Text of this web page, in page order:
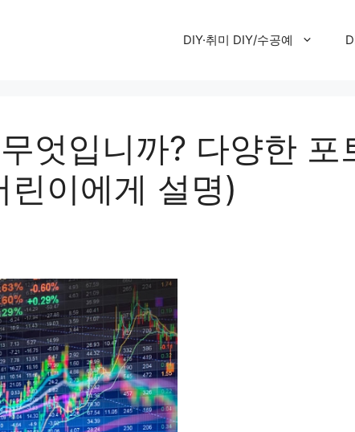
DIY·취미 DIY/수공예
엇입니까? 다양한 포
린이에게 설명)